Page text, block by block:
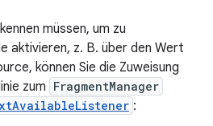
kennen müssen, um zu
aktivieren, z. B. über den Wert
können Sie die Zuweisung
zum FragmentManager
: